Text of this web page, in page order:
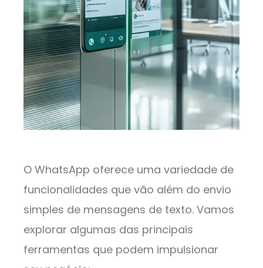
O WhatsApp oferece uma variedade de
funcionalidades que vão além do envio
simples de mensagens de texto. Vamos
explorar algumas das principais
ferramentas que podem impulsionar